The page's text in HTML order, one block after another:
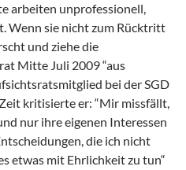
arbeiten unprofessionell,
Wenn sie nicht zum Rücktritt
und ziehe die
Mitte Juli 2009 “aus
bei der SGD
kritisierte er: “Mir missfällt,
nur ihre eigenen Interessen
die ich nicht
etwas mit Ehrlichkeit zu tun“